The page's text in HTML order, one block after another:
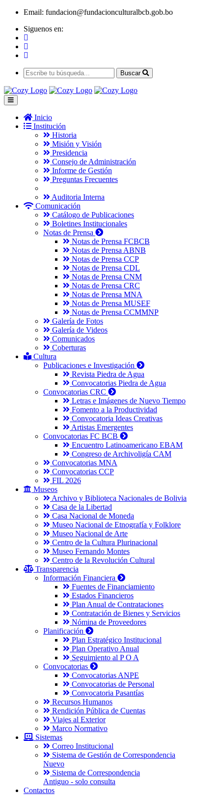
Email: fundacion@fundacionculturalbcb.gob.bo
Siguenos en:
Buscar
Inicio
Institución
Historia
Misión y Visión
Presidencia
Consejo de Administración
Informe de Gestión
Preguntas Frecuentes
Auditoria Interna
Comunicación
Catálogo de Publicaciones
Boletines Institucionales
Notas de Prensa
Notas de Prensa FCBCB
Notas de Prensa ABNB
Notas de Prensa CCP
Notas de Prensa CDL
Notas de Prensa CNM
Notas de Prensa CRC
Notas de Prensa MNA
Notas de Prensa MUSEF
Notas de Prensa CCMMNP
Galería de Fotos
Galería de Videos
Comunicados
Coberturas
Cultura
Publicaciones e Investigación
Revista Piedra de Agua
Convocatorias Piedra de Agua
Convocatorias CRC
Letras e Imágenes de Nuevo Tiempo
Fomento a la Productividad
Convocatoria Ideas Creativas
Artistas Emergentes
Convocatorias FC BCB
Encuentro Latinoamericano EBAM
Congreso de Archivoligía CAM
Convocatorias MNA
Convocatorias CCP
FIL 2026
Museos
Archivo y Biblioteca Nacionales de Bolivia
Casa de la Libertad
Casa Nacional de Moneda
Museo Nacional de Etnografía y Folklore
Museo Nacional de Arte
Centro de la Cultura Plurinacional
Museo Fernando Montes
Centro de la Revolución Cultural
Transparencia
Información Financiera
Fuentes de Financiamiento
Estados Financieros
Plan Anual de Contrataciones
Contratación de Bienes y Servicios
Nómina de Proveedores
Planificación
Plan Estratégico Institucional
Plan Operativo Anual
Seguimiento al P O A
Convocatorias
Convocatorias ANPE
Convocatorias de Personal
Convocatoria Pasantías
Recursos Humanos
Rendición Pública de Cuentas
Viajes al Exterior
Marco Normativo
Sistemas
Correo Institucional
Sistema de Gestión de Correspondencia
Nuevo
Sistema de Correspondencia
Antiguo - solo consulta
Contactos